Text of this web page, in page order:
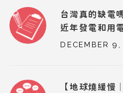
台灣真的缺電
近年發電和用
DECEMBER
【地球燒緩慢